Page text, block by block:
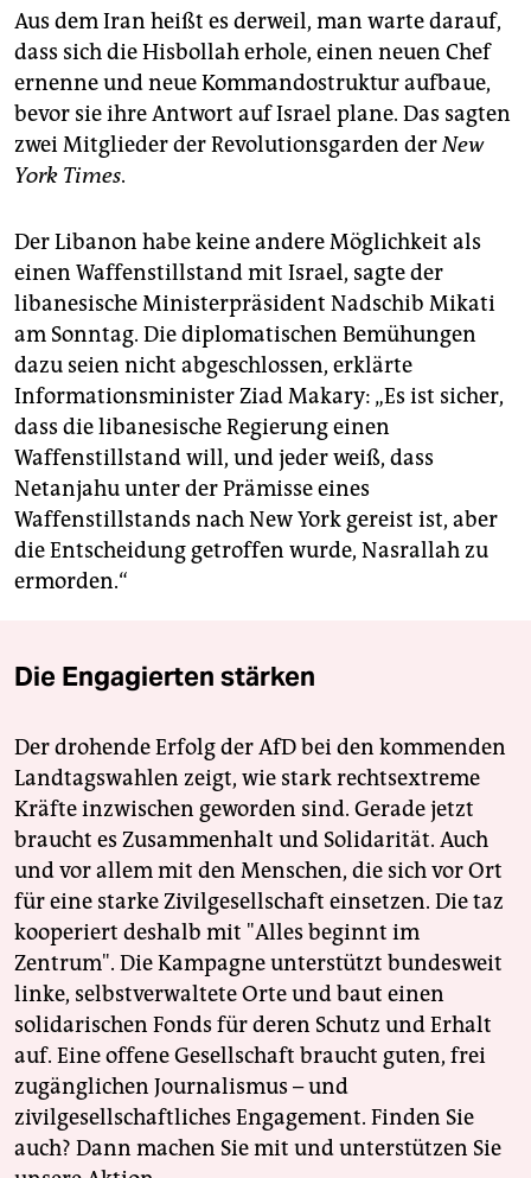
Aus dem Iran heißt es derweil, man warte darauf,
dass sich die Hisbollah erhole, einen neuen Chef
ernenne und neue Kommandostruktur aufbaue,
bevor sie ihre Antwort auf Israel plane. Das sagten
zwei Mitglieder der Revolutionsgarden derNew
York Times.
Der Libanon habe keine andere Möglichkeit als
einen Waffenstillstand mit Israel, sagte der
libanesische Ministerpräsident Nadschib Mikati
am Sonntag. Die diplomatischen Bemühungen
dazu seien nicht abgeschlossen, erklärte
Informationsminister Ziad Makary: „Es ist sicher,
dass die libanesische Regierung einen
Waffenstillstand will, und jeder weiß, dass
Netanjahu unter der Prämisse eines
Waffenstillstands nach New York gereist ist, aber
die Entscheidung getroffen wurde, Nasrallah zu
ermorden.“
Die Engagierten stärken
Der drohende Erfolg der AfD bei den kommenden
Landtagswahlen zeigt, wie stark rechtsextreme
Kräfte inzwischen geworden sind. Gerade jetzt
braucht es Zusammenhalt und Solidarität. Auch
und vor allem mit den Menschen, die sich vor Ort
für eine starke Zivilgesellschaft einsetzen. Die taz
kooperiert deshalb mit "Alles beginnt im
Zentrum". Die Kampagne unterstützt bundesweit
linke, selbstverwaltete Orte und baut einen
solidarischen Fonds für deren Schutz und Erhalt
auf. Eine offene Gesellschaft braucht guten, frei
zugänglichen Journalismus – und
zivilgesellschaftliches Engagement. Finden Sie
auch? Dann machen Sie mit und unterstützen Sie